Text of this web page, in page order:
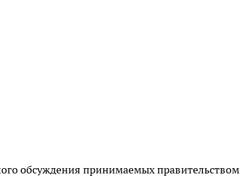
обсуждения принимаемых правительством